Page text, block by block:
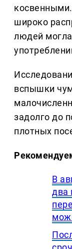
широко
людей
вспышки
задолго до
плотных
В
два